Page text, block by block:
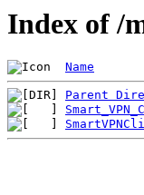
Index of /
Name
Parent